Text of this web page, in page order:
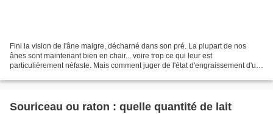
Fini la vision de l'âne maigre, décharné dans son pré. La plupart de nos
ânes sont maintenant bien en chair... voire trop ce qui leur est
particulièrement néfaste. Mais comment juger de l'état d'engraissement d'un
Souriceau ou raton : quelle quantité de lait